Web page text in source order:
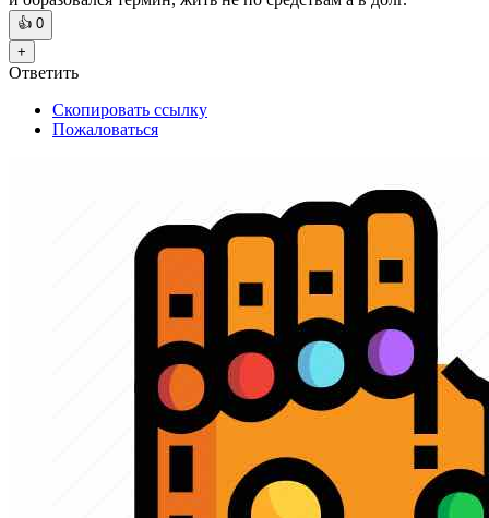
👍 0
+
Ответить
Скопировать ссылку
Пожаловаться